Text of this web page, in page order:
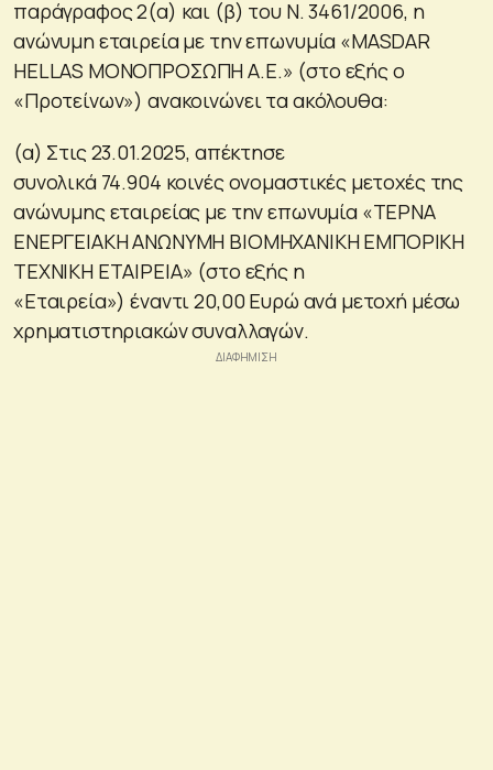
παράγραφος 2(α) και (β) του Ν. 3461/2006, η
ανώνυμη εταιρεία με την επωνυμία «MASDAR
HELLAS ΜΟΝΟΠΡΟΣΩΠΗ Α.Ε.» (στο εξής ο
«Προτείνων») ανακοινώνει τα ακόλουθα:
(α) Στις 23.01.2025, απέκτησε
συνολικά 74.904 κοινές ονομαστικές μετοχές της
ανώνυμης εταιρείας με την επωνυμία «ΤΕΡΝΑ
ΕΝΕΡΓΕΙΑΚΗ ΑΝΩΝΥΜΗ ΒΙΟΜΗΧΑΝΙΚΗ ΕΜΠΟΡΙΚΗ
ΤΕΧΝΙΚΗ ΕΤΑΙΡΕΙΑ» (στο εξής η
«Εταιρεία») έναντι 20,00 Ευρώ ανά μετοχή μέσω
χρηματιστηριακών συναλλαγών.